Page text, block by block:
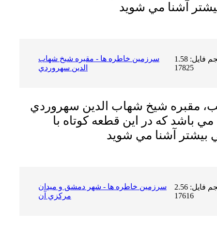
سرزمين خاطره ها - مقبره شيخ شهاب
الدين سهروردي
حجم فایل: 1.58 MB | دریافت ها:
17825
مقبره شيخ شهاب الدين سهروردي
باشد كه در اين قطعه كوتاه با
سرزمين خاطره ها - شهر دمشق و ميدان
مركزي آن
حجم فایل: 2.56 MB | دریافت ها:
17616